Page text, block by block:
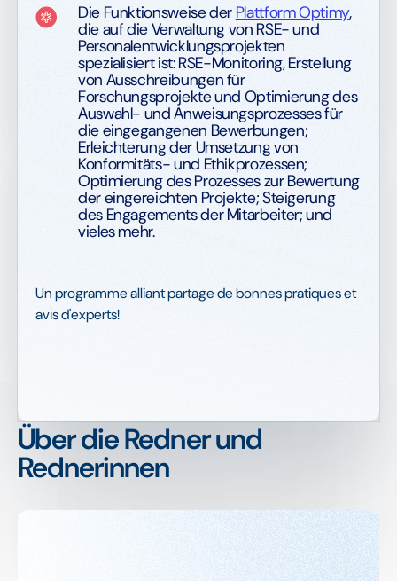
Die Funktionsweise der Plattform Optimy,
die auf die Verwaltung von RSE- und
Personalentwicklungsprojekten
spezialisiert ist: RSE-Monitoring, Erstellung
von Ausschreibungen für
Forschungsprojekte und Optimierung des
Auswahl- und Anweisungsprozesses für
die eingegangenen Bewerbungen;
Erleichterung der Umsetzung von
Konformitäts- und Ethikprozessen;
Optimierung des Prozesses zur Bewertung
der eingereichten Projekte; Steigerung
des Engagements der Mitarbeiter; und
vieles mehr.
Un programme alliant partage de bonnes pratiques et
avis d'experts!
Über die Redner und
Rednerinnen